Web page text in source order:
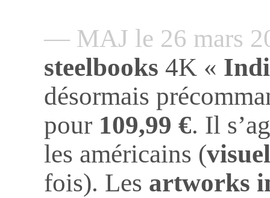
— MAJ le 26 mars
steelbooks 4K «
désormais
pour 109,99 €. Il
les américains (
fois). Les artworks